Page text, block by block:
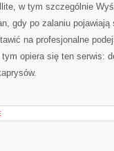
w tym szczególnie
gdy po zalaniu pojawiają
na profesjonalne
opiera się ten serwis: